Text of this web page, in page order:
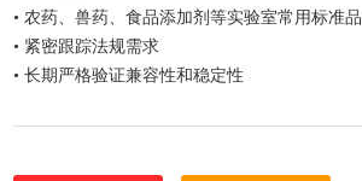
• 农药、兽药、食品添加剂等实验室常用标准品
• 紧密跟踪法规需求
• 长期严格验证兼容性和稳定性